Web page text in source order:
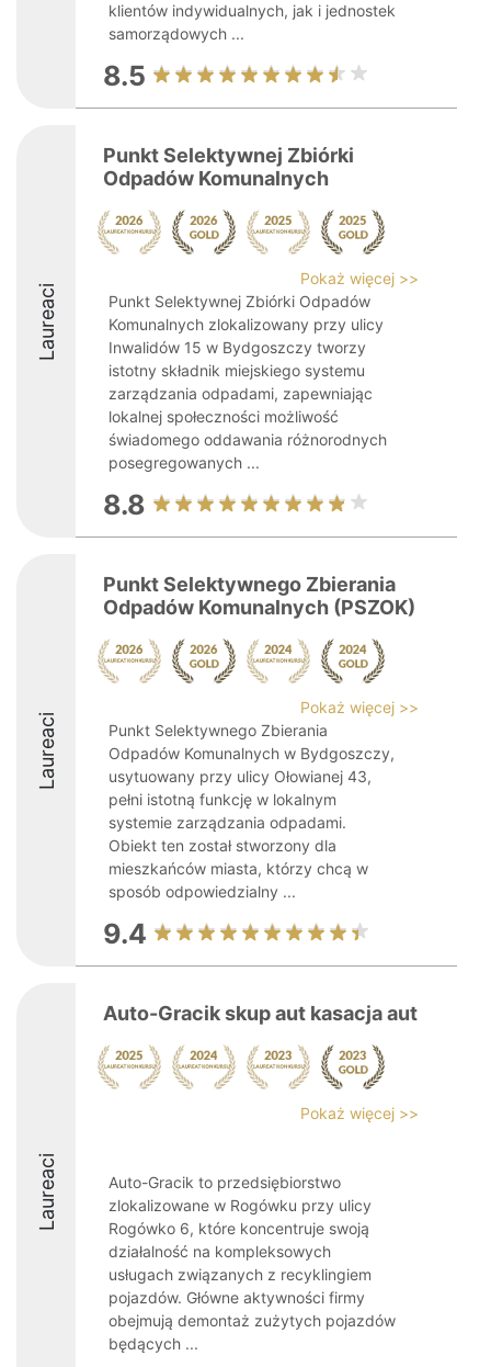
klientów indywidualnych, jak i jednostek
samorządowych ...
8.5
Laureaci
Punkt Selektywnej Zbiórki
Odpadów Komunalnych
Pokaż więcej >>
Punkt Selektywnej Zbiórki Odpadów
Komunalnych zlokalizowany przy ulicy
Inwalidów 15 w Bydgoszczy tworzy
istotny składnik miejskiego systemu
zarządzania odpadami, zapewniając
lokalnej społeczności możliwość
świadomego oddawania różnorodnych
posegregowanych ...
8.8
Laureaci
Punkt Selektywnego Zbierania
Odpadów Komunalnych (PSZOK)
Pokaż więcej >>
Punkt Selektywnego Zbierania
Odpadów Komunalnych w Bydgoszczy,
usytuowany przy ulicy Ołowianej 43,
pełni istotną funkcję w lokalnym
systemie zarządzania odpadami.
Obiekt ten został stworzony dla
mieszkańców miasta, którzy chcą w
sposób odpowiedzialny ...
9.4
Laureaci
Auto-Gracik skup aut kasacja aut
Pokaż więcej >>
Auto-Gracik to przedsiębiorstwo
zlokalizowane w Rogówku przy ulicy
Rogówko 6, które koncentruje swoją
działalność na kompleksowych
usługach związanych z recyklingiem
pojazdów. Główne aktywności firmy
obejmują demontaż zużytych pojazdów
będących ...